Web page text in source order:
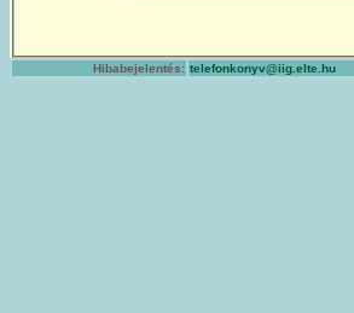
Hibabejelentés: telefonkonyv@iig.elte.hu